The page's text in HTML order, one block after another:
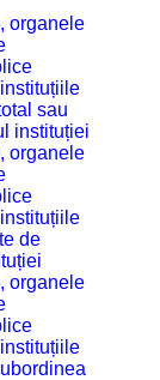
organele
sau
instituției
organele
de
organele